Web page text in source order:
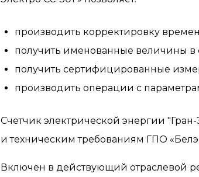
производить корректировку
получить именованные величины в
получить сертифицированные
производить операции с
Счетчик электрической энергии
и техническим требованиям ГПО
Включен в действующий отраслевой